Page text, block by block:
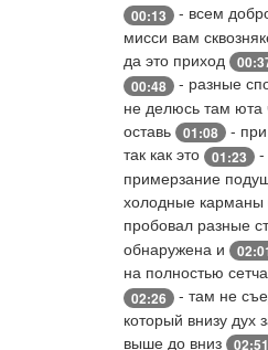
00:13 - всем
мисси вам
да это приход
00:48 - разные
не делюсь там юта
оставь
01:08 -
так как это
01:23 -
примерзание
холодные карманы
пробовал разные
обнаружена и
на полностью
02:26 - там не
который внизу дух
выше до вниз
02:51